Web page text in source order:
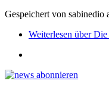
Gespeichert von sabinedio
Weiterlesen über